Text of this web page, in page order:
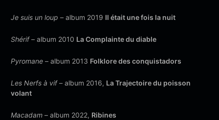
Je suis un loup – album 2019 Il était une fois la nuit
Shérif– album 2010 La Complainte du diable
Pyromane– album 2013 Folklore des conquistadors
Les Nerfs à vif– album 2016, La Trajectoire du poisson
volant
Macadam– album 2022, Ribines